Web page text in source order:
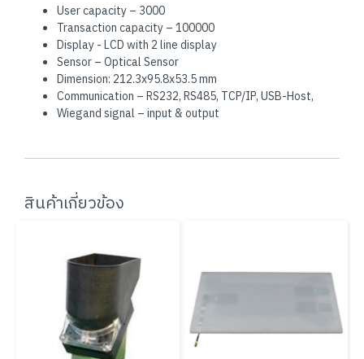
User capacity – 3000
Transaction capacity – 100000
Display - LCD with 2 line display
Sensor – Optical Sensor
Dimension: 212.3x95.8x53.5 mm
Communication – RS232, RS485, TCP/IP, USB-Host,
Wiegand signal – input & output
สินค้าเกี่ยวข้อง